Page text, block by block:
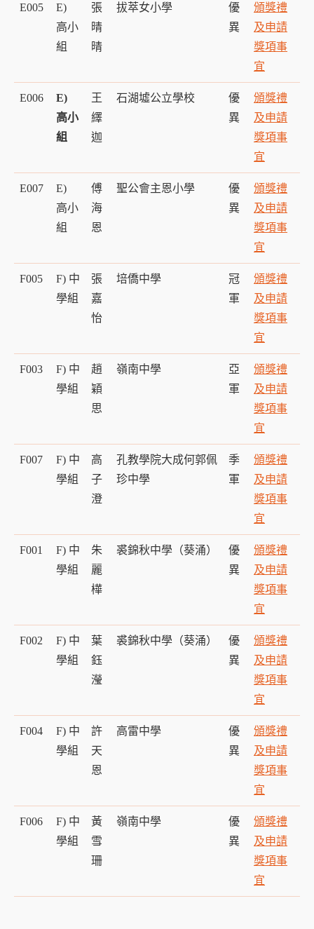
E005
E)
高小
組
張
晴
晴
拔萃女小學
優
異
頒獎禮
及申請
獎項事
宜
E006
E)
高小
組
王
繹
迦
石湖墟公立學校
優
異
頒獎禮
及申請
獎項事
宜
E007
E)
高小
組
傅
海
恩
聖公會主恩小學
優
異
頒獎禮
及申請
獎項事
宜
F005
F) 中
學組
張
嘉
怡
培僑中學
冠
軍
頒獎禮
及申請
獎項事
宜
F003
F) 中
學組
趙
穎
思
嶺南中學
亞
軍
頒獎禮
及申請
獎項事
宜
F007
F) 中
學組
高
子
澄
孔教學院大成何郭佩
珍中學
季
軍
頒獎禮
及申請
獎項事
宜
F001
F) 中
學組
朱
麗
樺
裘錦秋中學（葵涌）
優
異
頒獎禮
及申請
獎項事
宜
F002
F) 中
學組
葉
鈺
瀅
裘錦秋中學（葵涌）
優
異
頒獎禮
及申請
獎項事
宜
F004
F) 中
學組
許
天
恩
高雷中學
優
異
頒獎禮
及申請
獎項事
宜
F006
F) 中
學組
黃
雪
珊
嶺南中學
優
異
頒獎禮
及申請
獎項事
宜